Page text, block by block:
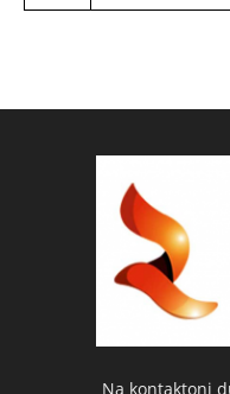
Na kontaktoni